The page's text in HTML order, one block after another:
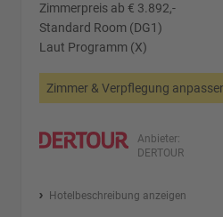
Zimmerpreis ab € 3.892,-
Standard Room (DG1)
Laut Programm (X)
Zimmer & Verpflegung
Anbieter:
DERTOUR
Hotelbeschreibung anzeigen